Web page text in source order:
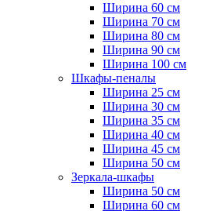
Ширина 60 см
Ширина 70 см
Ширина 80 см
Ширина 90 см
Ширина 100 см
Шкафы-пеналы
Ширина 25 см
Ширина 30 см
Ширина 35 см
Ширина 40 см
Ширина 45 см
Ширина 50 см
Зеркала-шкафы
Ширина 50 см
Ширина 60 см